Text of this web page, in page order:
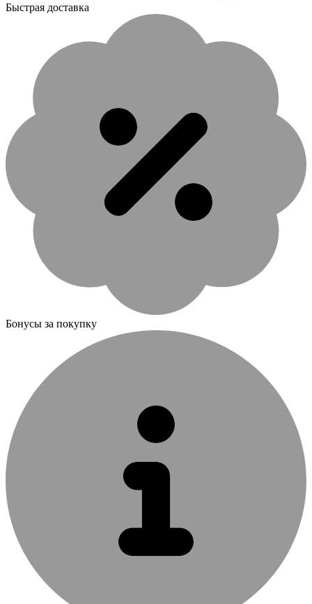
Быстрая доставка
Бонусы за покупку